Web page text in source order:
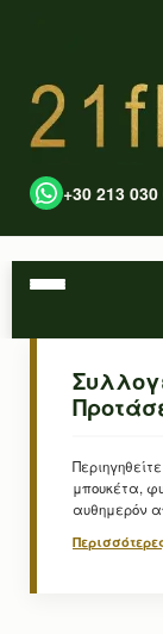
+30 213
μπουκέτα,
αυθημερόν